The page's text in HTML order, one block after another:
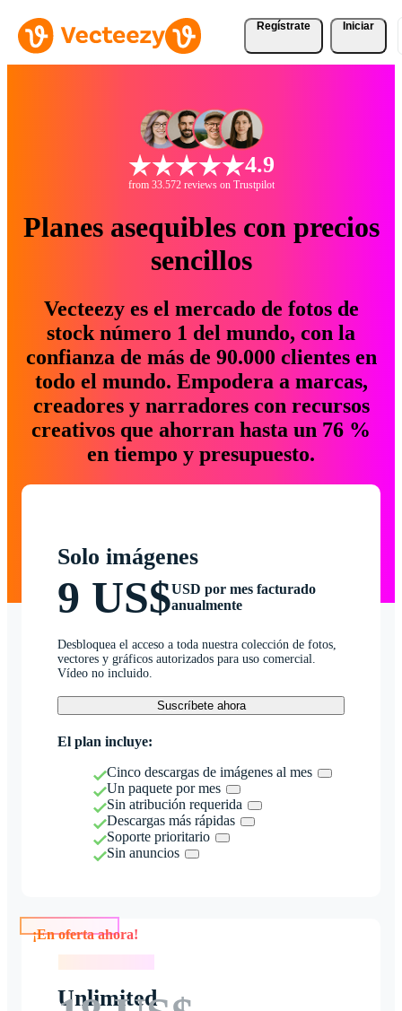
Regístrate Iniciar
4.9
from 33.572 reviews on Trustpilot
Planes asequibles con precios
sencillos
Vecteezy es el mercado de fotos de
stock número 1 del mundo, con la
confianza de más de 90.000 clientes en
todo el mundo. Empodera a marcas,
creadores y narradores con recursos
creativos que ahorran hasta un 76 %
en tiempo y presupuesto.
Solo imágenes
9 US$USD por mes facturado
anualmente
Desbloquea el acceso a toda nuestra colección de fotos,
vectores y gráficos autorizados para uso comercial.
Vídeo no incluido.
Suscríbete ahora
El plan incluye:
Cinco descargas de imágenes al mes
Un paquete por mes
Sin atribución requerida
Descargas más rápidas
Soporte prioritario
Sin anuncios
Unlimited